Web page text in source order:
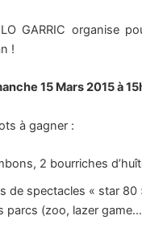
GARRIC organise
!
15 Mars 2015 à
à gagner :
2 bourriches
de spectacles « star 80
parcs (zoo, lazer